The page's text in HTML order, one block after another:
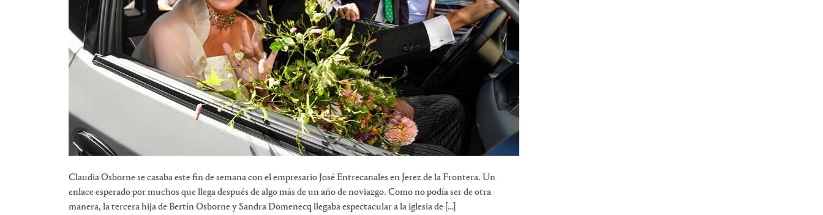
Claudia Osborne se casaba este fin de semana con el empresario José Entrecanales en Jerez de la Frontera. Un
enlace esperado por muchos que llega después de algo más de un año de noviazgo. Como no podía ser de otra
manera, la tercera hija de Bertín Osborne y Sandra Domenecq llegaba espectacular a la iglesia de […]